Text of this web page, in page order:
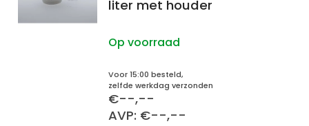
liter met houder
Op voorraad
Voor 15:00 besteld,
zelfde werkdag verzonden
€--,--
AVP: €--,--